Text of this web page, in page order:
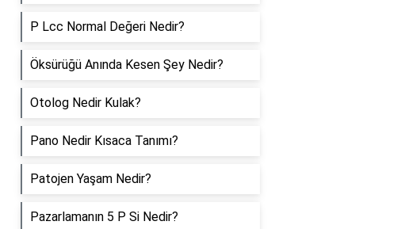
P Lcc Normal Değeri Nedir?
Öksürüğü Anında Kesen Şey Nedir?
Otolog Nedir Kulak?
Pano Nedir Kısaca Tanımı?
Patojen Yaşam Nedir?
Pazarlamanın 5 P Si Nedir?